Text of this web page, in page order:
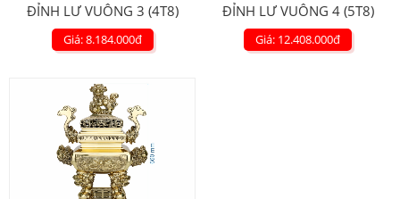
ĐỈNH LƯ VUÔNG 3 (4T8)
Giá: 8.184.000đ
ĐỈNH LƯ VUÔNG 4 (5T8)
Giá: 12.408.000đ